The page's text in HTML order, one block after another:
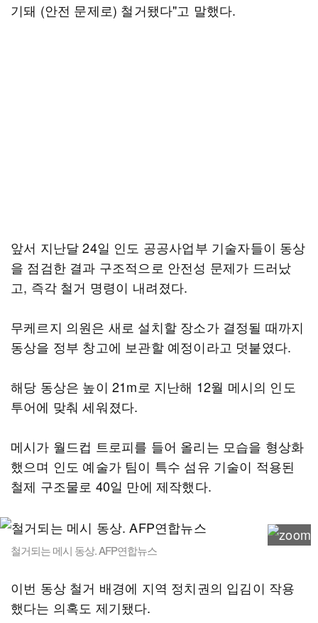
기돼 (안전 문제로) 철거됐다"고 말했다.
앞서 지난달 24일 인도 공공사업부 기술자들이 동상
을 점검한 결과 구조적으로 안전성 문제가 드러났
고, 즉각 철거 명령이 내려졌다.
무케르지 의원은 새로 설치할 장소가 결정될 때까지
동상을 정부 창고에 보관할 예정이라고 덧붙였다.
해당 동상은 높이 21m로 지난해 12월 메시의 인도
투어에 맞춰 세워졌다.
메시가 월드컵 트로피를 들어 올리는 모습을 형상화
했으며 인도 예술가 팀이 특수 섬유 기술이 적용된
철제 구조물로 40일 만에 제작했다.
철거되는 메시 동상. AFP연합뉴스
이번 동상 철거 배경에 지역 정치권의 입김이 작용
했다는 의혹도 제기됐다.